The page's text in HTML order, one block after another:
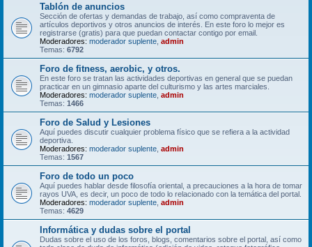
Tablón de anuncios
Sección de ofertas y demandas de trabajo, así como compraventa de
artículos deportivos y otros anuncios de interés. En este foro lo mejor es
registrarse (gratis) para que puedan contactar contigo por email.
Moderadores: moderador suplente admin
Temas: 6792
Foro de fitness, aerobic, y otros.
En este foro se tratan las actividades deportivas en general que se puedan
practicar en un gimnasio aparte del culturismo y las artes marciales.
Moderadores: moderador suplente admin
Temas: 1466
Foro de Salud y Lesiones
Aquí puedes discutir cualquier problema físico que se refiera a la actividad
deportiva.
Moderadores: moderador suplente admin
Temas: 1567
Foro de todo un poco
Aquí puedes hablar desde filosofía oriental, a precauciones a la hora de tomar
rayos UVA, es decir, un poco de todo lo relacionado con la temática del portal.
Moderadores: moderador suplente admin
Temas: 4629
Informática y dudas sobre el portal
Dudas sobre el uso de los foros, blogs, comentarios sobre el portal, así como